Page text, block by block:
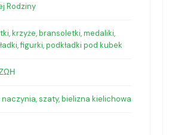
Rodziny
krzyże, bransoletki, medaliki,
figurki, podkładki pod kubek
szaty, bielizna kielichowa